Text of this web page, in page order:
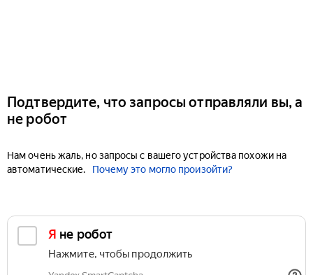
Подтвердите, что запросы отправляли вы, а
не робот
Нам очень жаль, но запросы с вашего устройства похожи на
автоматические.
Почему это могло произойти?
Я не робот
Нажмите, чтобы продолжить